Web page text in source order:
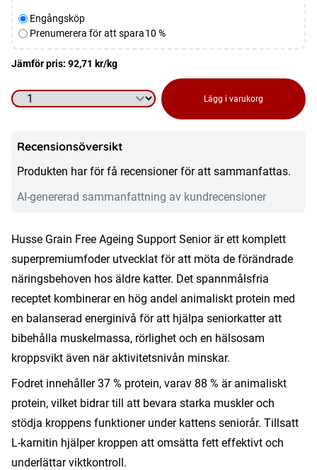
Välj
typ
av
köp
Engångsköp
Prenumerera för att spara10 %
Jämför pris: 92,71 kr/kg
Kattmat
Ageing
Support
7
kg
mängd
Lägg i varukorg
Recensionsöversikt
Produkten har för få recensioner för att sammanfattas.
AI-genererad sammanfattning av kundrecensioner
Husse Grain Free Ageing Support Senior är ett komplett
superpremiumfoder utvecklat för att möta de förändrade
näringsbehoven hos äldre katter. Det spannmålsfria
receptet kombinerar en hög andel animaliskt protein med
en balanserad energinivå för att hjälpa seniorkatter att
bibehålla muskelmassa, rörlighet och en hälsosam
kroppsvikt även när aktivitetsnivån minskar.
Fodret innehåller 37 % protein, varav 88 % är animaliskt
protein, vilket bidrar till att bevara starka muskler och
stödja kroppens funktioner under kattens seniorår. Tillsatt
L-karnitin hjälper kroppen att omsätta fett effektivt och
underlättar viktkontroll.